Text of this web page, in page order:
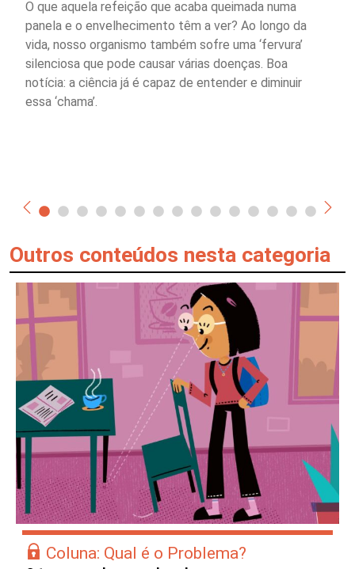
O que aquela refeição que acaba queimada numa
panela e o envelhecimento têm a ver? Ao longo da
vida, nosso organismo também sofre uma ‘fervura’
silenciosa que pode causar várias doenças. Boa
notícia: a ciência já é capaz de entender e diminuir
essa ‘chama’.
Outros conteúdos nesta categoria
Coluna: Qual é o Problema?